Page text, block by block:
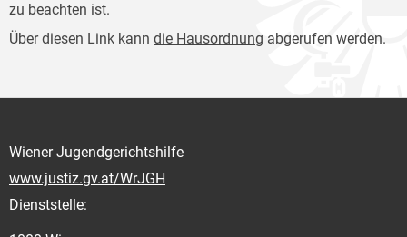
zu beachten ist.
Über diesen Link kann die Hausordnung abgerufen werden.
Wiener Jugendgerichtshilfe
www.justiz.gv.at/WrJGH
Dienststelle: